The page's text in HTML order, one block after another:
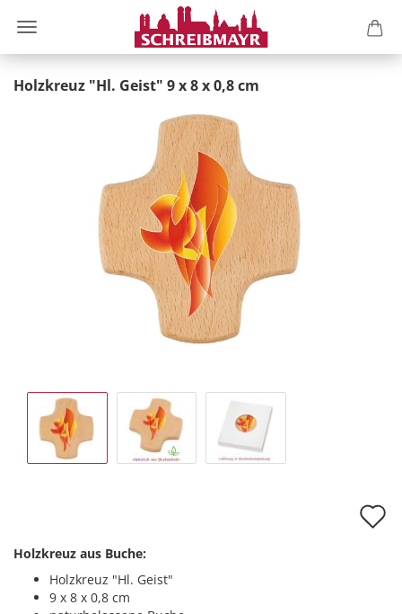
Holzkreuz "Hl. Geist" 9 x 8 x 0,8 cm
Holzkreuz aus Buche:
Holzkreuz "Hl. Geist"
9 x 8 x 0,8 cm